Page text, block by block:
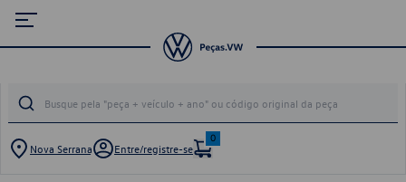
Nova Serrana Entre/registre-se
0